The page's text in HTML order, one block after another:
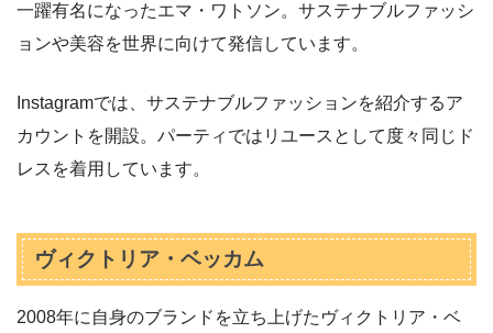
一躍有名になったエマ・ワトソン。サステナブルファッシ
ョンや美容を世界に向けて発信しています。
Instagramでは、サステナブルファッションを紹介するア
カウントを開設。パーティではリユースとして度々同じド
レスを着用しています。
ヴィクトリア・ベッカム
2008年に自身のブランドを立ち上げたヴィクトリア・ベ